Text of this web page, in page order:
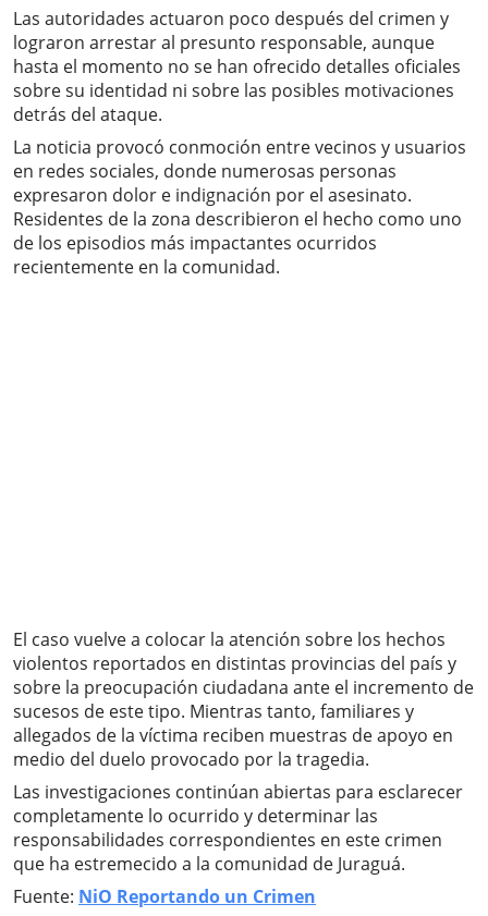
Las autoridades actuaron poco después del crimen y
lograron arrestar al presunto responsable, aunque
hasta el momento no se han ofrecido detalles oficiales
sobre su identidad ni sobre las posibles motivaciones
detrás del ataque.
La noticia provocó conmoción entre vecinos y usuarios
en redes sociales, donde numerosas personas
expresaron dolor e indignación por el asesinato.
Residentes de la zona describieron el hecho como uno
de los episodios más impactantes ocurridos
recientemente en la comunidad.
El caso vuelve a colocar la atención sobre los hechos
violentos reportados en distintas provincias del país y
sobre la preocupación ciudadana ante el incremento de
sucesos de este tipo. Mientras tanto, familiares y
allegados de la víctima reciben muestras de apoyo en
medio del duelo provocado por la tragedia.
Las investigaciones continúan abiertas para esclarecer
completamente lo ocurrido y determinar las
responsabilidades correspondientes en este crimen
que ha estremecido a la comunidad de Juraguá.
Fuente: NiO Reportando un Crimen